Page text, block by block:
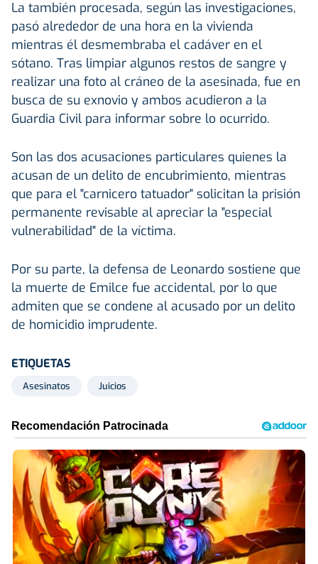
La también procesada, según las investigaciones,
pasó alrededor de una hora en la vivienda
mientras él desmembraba el cadáver en el
sótano. Tras limpiar algunos restos de sangre y
realizar una foto al cráneo de la asesinada, fue en
busca de su exnovio y ambos acudieron a la
Guardia Civil para informar sobre lo ocurrido.
Son las dos acusaciones particulares quienes la
acusan de un delito de encubrimiento, mientras
que para el "carnicero tatuador" solicitan la prisión
permanente revisable al apreciar la "especial
vulnerabilidad" de la víctima.
Por su parte, la defensa de Leonardo sostiene que
la muerte de Emilce fue accidental, por lo que
admiten que se condene al acusado por un delito
de homicidio imprudente.
ETIQUETAS
Asesinatos Juicios